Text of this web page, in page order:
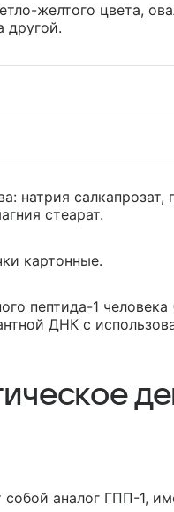
желтого цвета,
другой.
натрия
стеарат.
картонные.
пептида-1
ДНК с
собой аналог ГПП-1,